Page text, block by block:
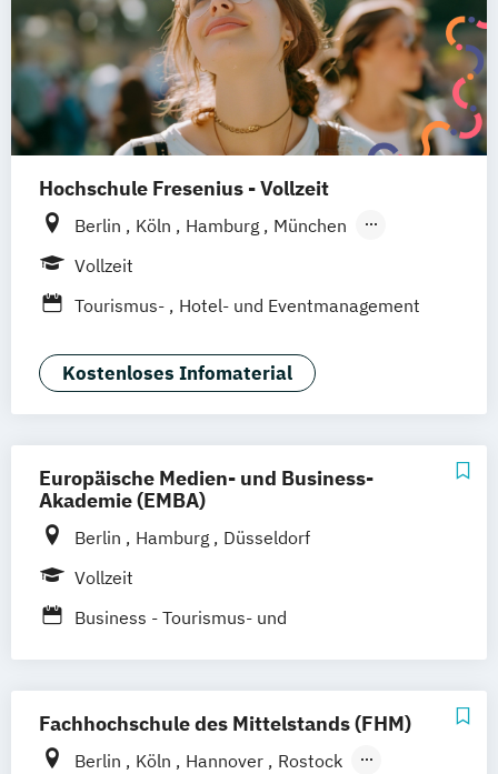
Hochschule Fresenius - Vollzeit
Berlin Köln Hamburg
München
Düsseldorf
Vollzeit
Tourismus-
Hotel- und Eventmanagement
Kostenloses Infomaterial
Europäische Medien- und Business-
Akademie (EMBA)
Berlin Hamburg
Düsseldorf
Vollzeit
Business - Tourismus- und
Fachhochschule des Mittelstands (FHM)
Berlin Köln Hannover
Rostock